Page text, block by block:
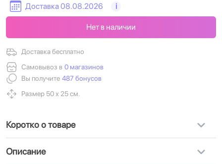
Доставка 08.08.2026 i
Доставка бесплатно
Самовывоз в 0 магазинов
Вы получите 487 бонусов
Размер 50 х 25 см.
Нет в наличии
Коротко о товаре
Описание